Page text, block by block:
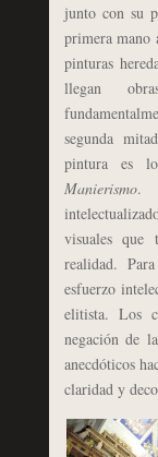
junto con su
primera mano
pinturas
llegan
segunda
pintura es
Manierismo.
visuales que
realidad.
esfuerzo
elitista. Los
negación de
anecdóticos
claridad y